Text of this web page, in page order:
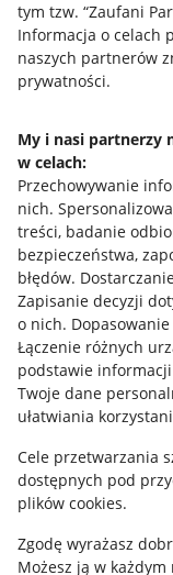
tym tzw. “Zaufani
Informacja o celach
naszych partnerów
prywatności.
My i nasi partnerzy
w celach:
Przechowywanie
nich.
treści, badanie
bezpieczeństwa,
błędów.
Zapisanie decyzji
o nich.
Łączenie różnych
podstawie
Twoje dane
ułatwiania
Cele przetwarzania
dostępnych pod
plików cookies.
Zgodę wyrażasz
Możesz ją w
Przydatne
Jak to działa
Allegro Gadane dla
Allegro Gadane dla
Mapa miejscowości
Informacje prawne
Regulamin
Polityka plików
Ustawienia plików
Udostępnianie
Informacje dla Aktu
Pobierz aplikację